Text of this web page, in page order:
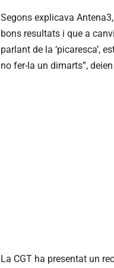
Segons explicava
bons resultats i que a
parlant de la ‘picaresca’,
no fer-la un dimarts”,
La CGT ha presentat un